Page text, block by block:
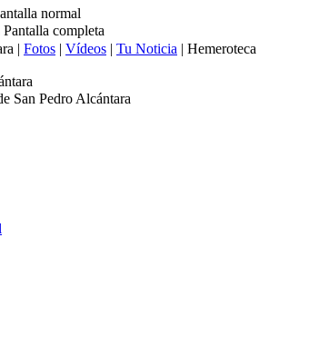
normal
Pantalla completa
| Fotos | Vídeos | Tu Noticia | Hemeroteca
San Pedro Alcántara